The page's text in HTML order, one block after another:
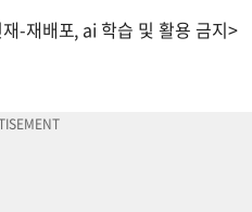
-재배포, ai 학습 및 활용 금지>